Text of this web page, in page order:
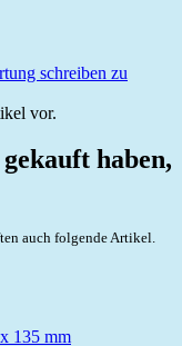
schreiben zu
vor.
haben,
auch folgende Artikel.